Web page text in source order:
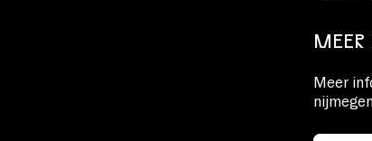
MEER
Meer